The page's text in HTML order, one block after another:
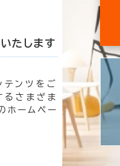
たします
テンツをご
るさまざま
ホームペー